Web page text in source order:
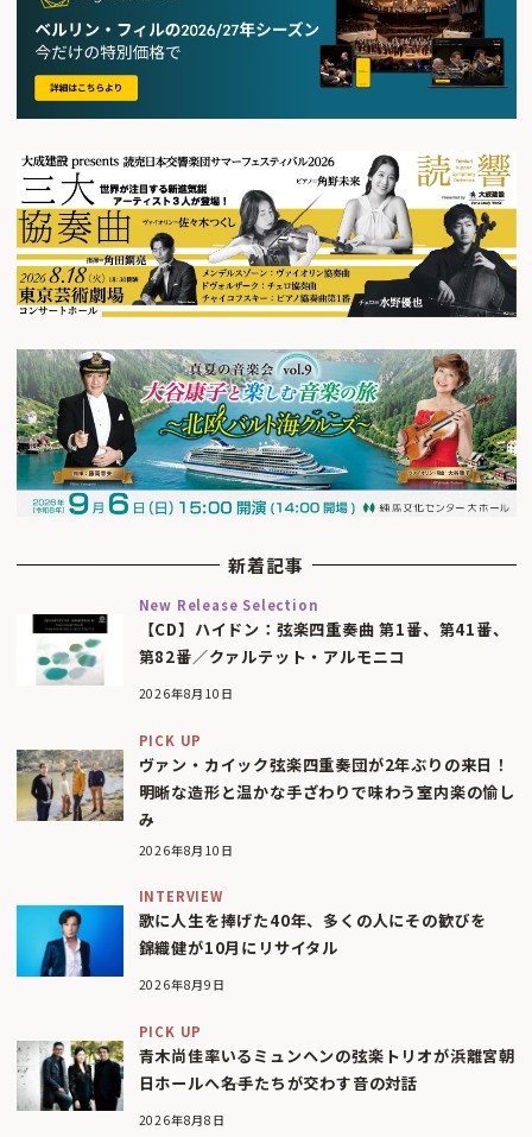
新着記事
New Release Selection
【CD】ハイドン：弦楽四重奏曲 第1番、第41番、
第82番／クァルテット・アルモニコ
2026年8月10日
PICK UP
ヴァン・カイック弦楽四重奏団が2年ぶりの来日！
明晰な造形と温かな手ざわりで味わう室内楽の愉し
み
2026年8月10日
INTERVIEW
歌に人生を捧げた40年、多くの人にその歓びを
錦織健が10月にリサイタル
2026年8月9日
PICK UP
青木尚佳率いるミュンヘンの弦楽トリオが浜離宮朝
日ホールへ――名手たちが交わす音の対話
2026年8月8日